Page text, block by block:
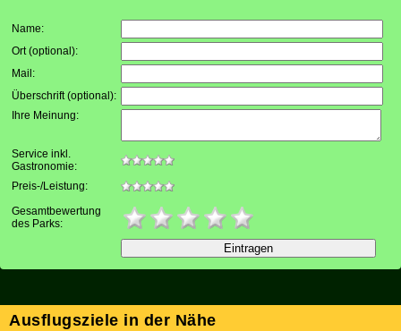
Name:
Ort (optional):
Mail :
Überschrift (optional):
Ihre Meinung:
Service inkl.
Gastronomie:
Preis-/Leistung:
Gesamtbewertung
des Parks:
Ausflugsziele in der Nähe